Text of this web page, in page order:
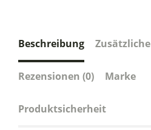
Beschreibung
Rezensionen (0) Marke
Produktsicherheit